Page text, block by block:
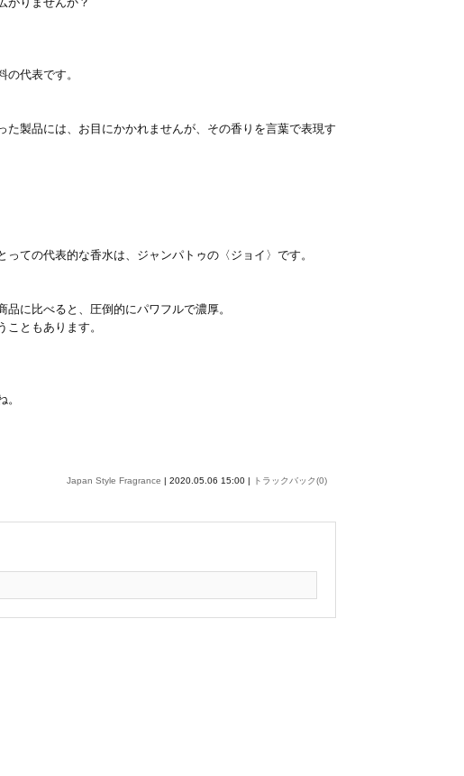
代表です。
製品には、お目にかかれませんが、その香りを言葉で表現す
ての代表的な香水は、ジャンパトゥの〈ジョイ〉です。
に比べると、圧倒的にパワフルで濃厚。
ともあります。
Japan Style Fragrance | 2020.05.06 15:00 | トラックバック(0)